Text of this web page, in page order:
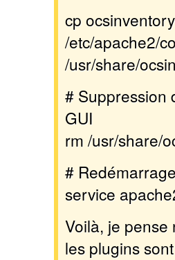
cp
/etc/apache2/
/usr/share/
# Suppression
GUI
rm /usr/share/
#
service
Voilà, je pense
les plugins